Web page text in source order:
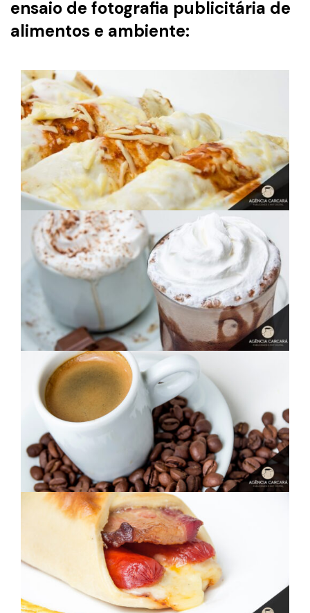
ensaio de fotografia publicitária de
alimentos e ambiente: